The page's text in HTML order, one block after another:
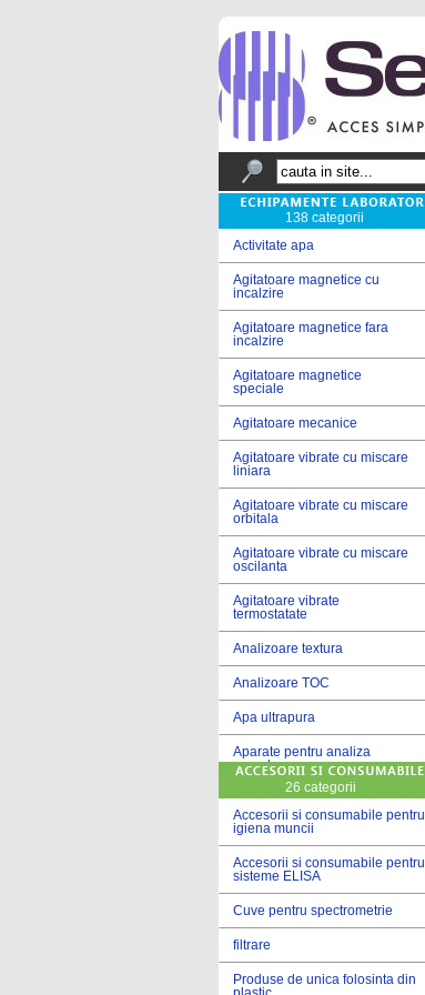
138 categorii
Activitate apa
Agitatoare magnetice cu
incalzire
Agitatoare magnetice fara
incalzire
Agitatoare magnetice
speciale
Agitatoare mecanice
Agitatoare vibrate cu miscare
liniara
Agitatoare vibrate cu miscare
orbitala
Agitatoare vibrate cu miscare
oscilanta
Agitatoare vibrate
termostatate
Analizoare textura
Analizoare TOC
Apa ultrapura
Aparate pentru analiza
cereale
Aparate pentru testare lacuri
si vopsele
Aparate pentru testare lapte
Autoclave
Bai de apa
Bai de apa vibrate
Bai de calibrare
26 categorii
Accesorii si consumabile pentru
igiena muncii
Accesorii si consumabile pentru
sisteme ELISA
Cuve pentru spectrometrie
filtrare
Produse de unica folosinta din